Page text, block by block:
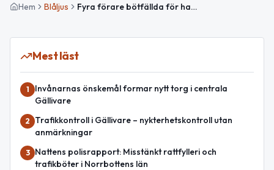
Hem Blåljus Fyra förare bötfällda för hastighetsöverträdelse i Koskullskulle
Mest läst
1
Invånarnas önskemål formar nytt torg i centrala
Gällivare
2
Trafikkontroll i Gällivare – nykterhetskontroll utan
anmärkningar
3
Nattens polisrapport: Misstänkt rattfylleri och
trafikböter i Norrbottens län